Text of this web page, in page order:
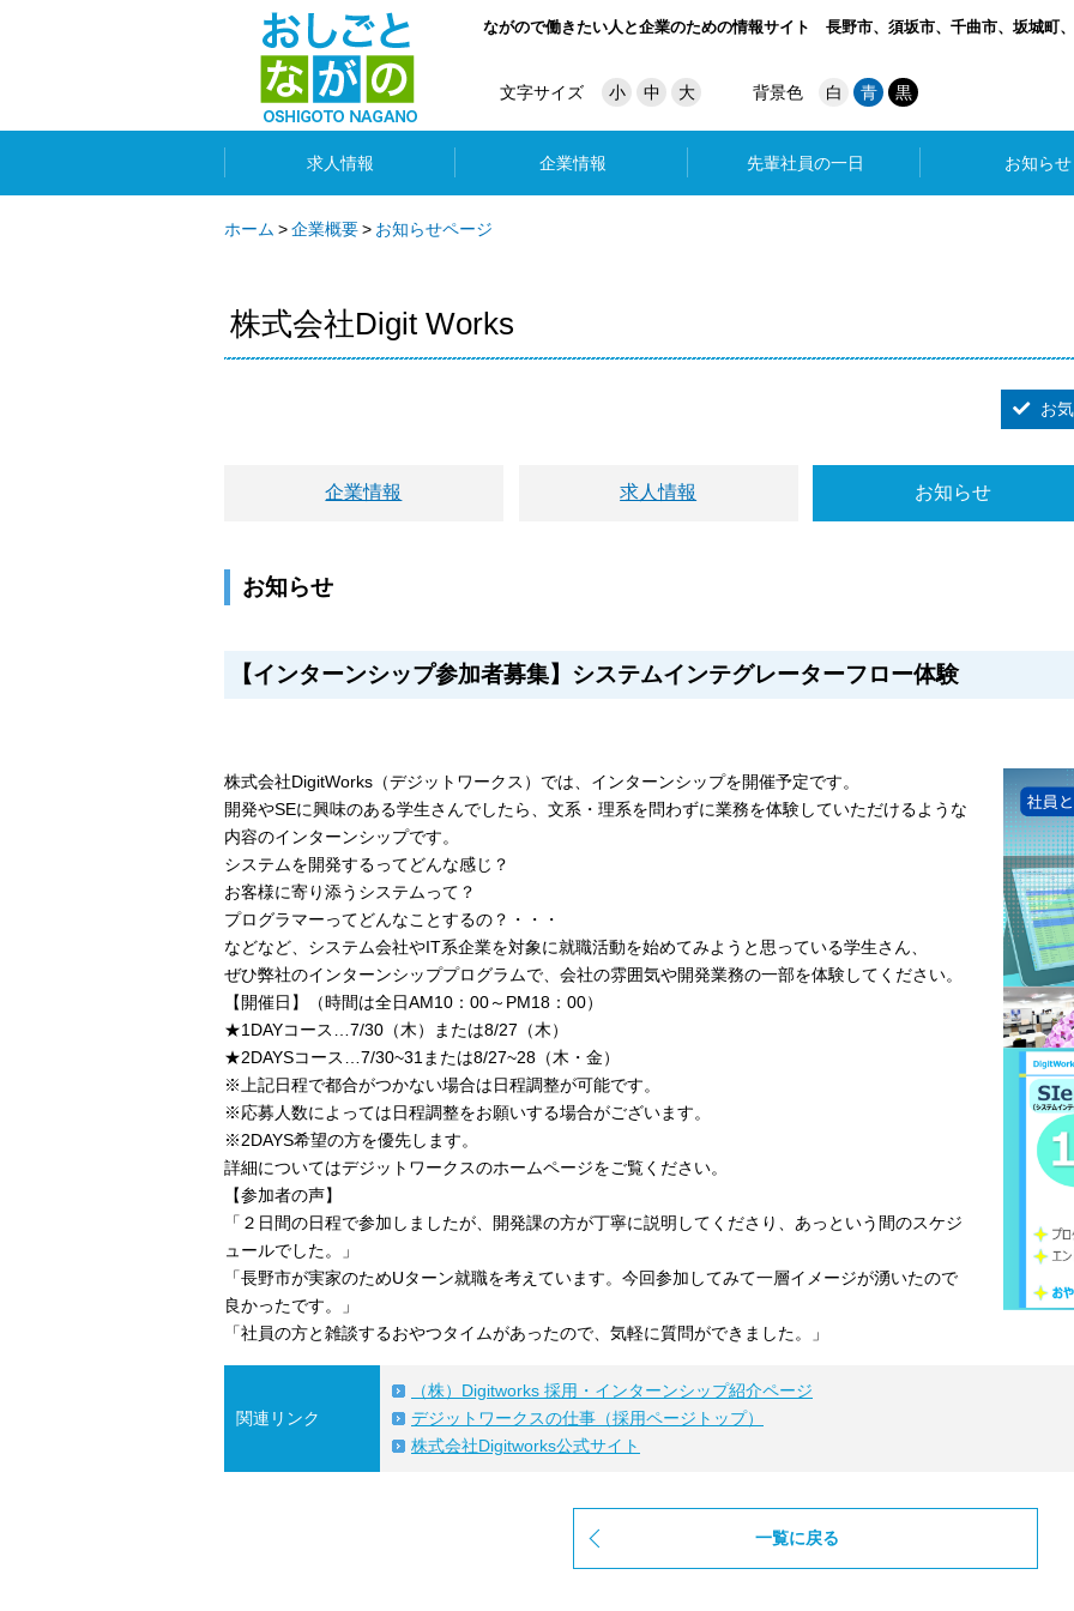
ながので働きたい人と企業のための情報サイト 長野市、須坂市、千曲市、坂城町
文字サイズ 小 中 大 背景色 白 青 黒
求人情報 企業情報 先輩社員の一日 お知らせ
ホーム 企業概要 お知らせページ
株式会社Digit Works
お
企業情報 求人情報 お知らせ
お知らせ
【インターンシップ参加者募集】システムインテグレーターフロー体験
株式会社DigitWorks（デジットワークス）では、インターンシップを開催予定です。
開発やSEに興味のある学生さんでしたら、文系・理系を問わずに業務を体験していただけるような
内容のインターンシップです。
システムを開発するってどんな感じ？
お客様に寄り添うシステムって？
プログラマーってどんなことするの？・・・
などなど、システム会社やIT系企業を対象に就職活動を始めてみようと思っている学生さん、
ぜひ弊社のインターンシッププログラムで、会社の雰囲気や開発業務の一部を体験してください。
【開催日】（時間は全日AM10：00～PM18：00）
★1DAYコース…7/30（木）または8/27（木）
★2DAYSコース…7/30~31または8/27~28（木・金）
※上記日程で都合がつかない場合は日程調整が可能です。
※応募人数によっては日程調整をお願いする場合がございます。
※2DAYS希望の方を優先します。
詳細についてはデジットワークスのホームページをご覧ください。
【参加者の声】
「２日間の日程で参加しましたが、開発課の方が丁寧に説明してくださり、あっという間のスケジ
ュールでした。」
「長野市が実家のためUターン就職を考えています。今回参加してみて一層イメージが湧いたので
良かったです。」
「社員の方と雑談するおやつタイムがあったので、気軽に質問ができました。」
関連リンク
（株）Digitworks 採用・インターンシップ紹介ページ
デジットワークスの仕事（採用ページトップ）
株式会社Digitworks公式サイト
一覧に戻る